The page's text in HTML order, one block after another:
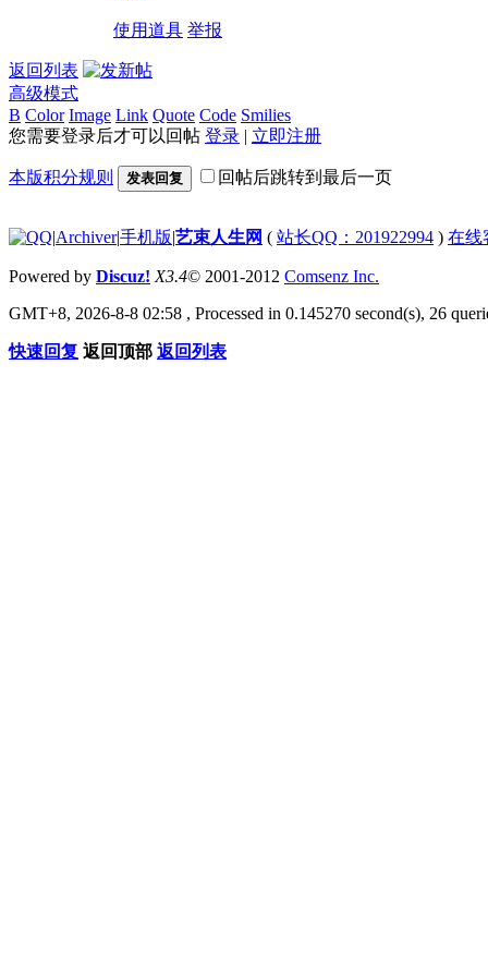
使用道具 举报
返回列表
高级模式
B Color Image Link Quote Code Smilies
您需要登录后才可以回帖 登录 | 立即注册
本版积分规则 发表回复 回帖后跳转到最后一页
|Archiver|手机版|艺束人生网 ( 站长QQ：201922994 ) 在线
Powered by Discuz! X3.4© 2001-2012 Comsenz Inc.
GMT+8, 2026-8-8 02:58 , Processed in 0.145270 second(s), 26
快速回复 返回顶部 返回列表